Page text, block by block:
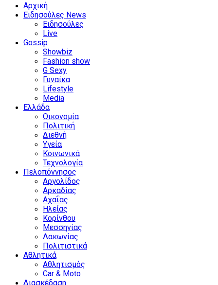
Αρχική
Ειδησούλες News
Ειδησούλες
Live
Gossip
Showbiz
Fashion show
G Sexy
Γυναίκα
Lifestyle
Media
Ελλάδα
Οικονομία
Πολιτική
Διεθνή
Υγεία
Κοινωνικά
Τεχνολογία
Πελοπόννησος
Αργολίδος
Αρκαδίας
Αχαΐας
Ηλείας
Κορίνθου
Μεσσηνίας
Λακωνίας
Πολιτιστικά
Αθλητικά
Αθλητισμός
Car & Moto
Διασκέδαση